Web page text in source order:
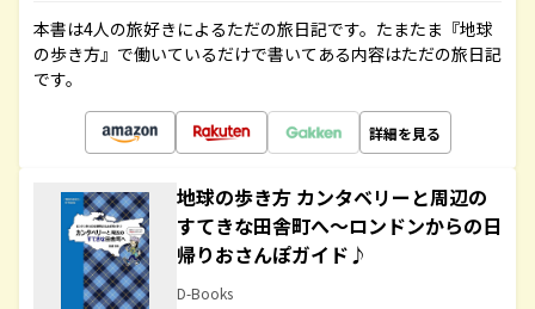
本書は4人の旅好きによるただの旅日記です。たまたま『地球
の歩き方』で働いているだけで書いてある内容はただの旅日記
です。
詳細を見る
地球の歩き方 カンタベリーと周辺の
すてきな田舎町へ～ロンドンからの日
帰りおさんぽガイド♪
D-Books